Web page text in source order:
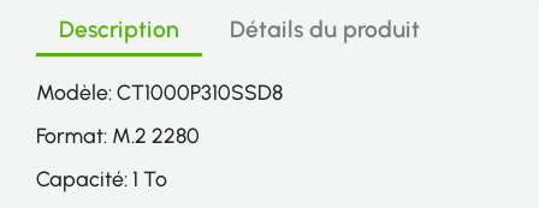
Description Détails du produit
Modèle: CT1000P310SSD8
Format: M.2 2280
Capacité: 1 To